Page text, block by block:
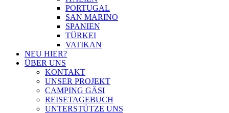
PORTUGAL
SAN MARINO
SPANIEN
TÜRKEI
VATIKAN
NEU HIER?
ÜBER UNS
KONTAKT
UNSER PROJEKT
CAMPING GÄSI
REISETAGEBUCH
UNTERSTÜTZE UNS